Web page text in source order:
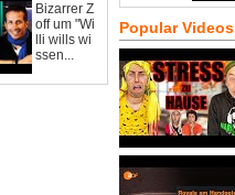
Bizarrer Z
off um "Wi
lli wills wi
ssen...
Popular Videos